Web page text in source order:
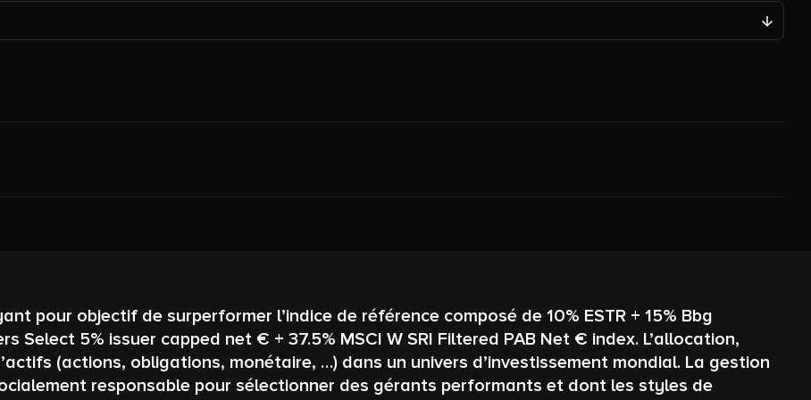
pour objectif de surperformer l’indice de référence composé de 10% ESTR + 15% Bbg
Select 5% issuer capped net € + 37.5% MSCI W SRI Filtered PAB Net € index. L’allocation,
(actions, obligations, monétaire, …) dans un univers d’investissement mondial. La gestion
responsable pour sélectionner des gérants performants et dont les styles de